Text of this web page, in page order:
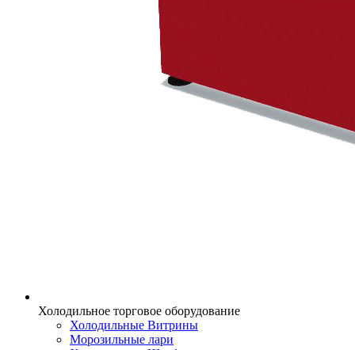
Холодильное торговое оборудование
Холодильные Витрины
Морозильные лари